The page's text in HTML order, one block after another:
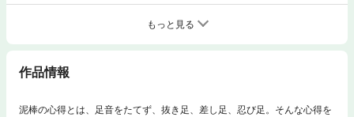
もっと見る
作品情報
泥棒の心得とは、足音をたてず、抜き足、差し足、忍び足。そんな心得を